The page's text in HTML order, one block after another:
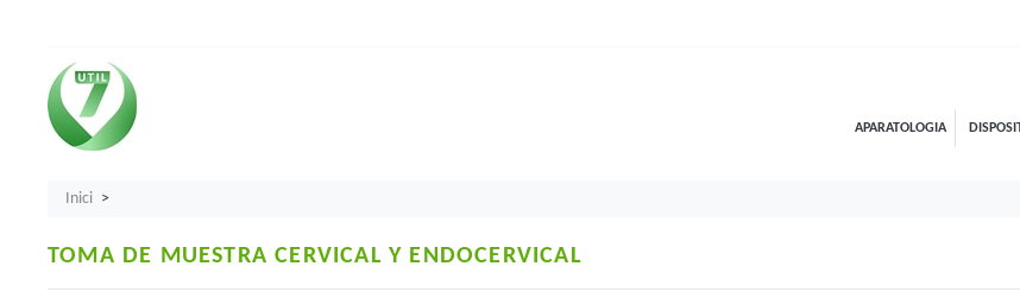
APARATOLOGIA
Inici
TOMA DE MUESTRA CERVICAL Y ENDOCERVICAL